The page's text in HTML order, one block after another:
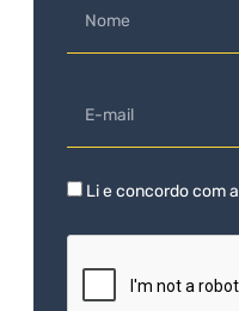
Li e concordo com a